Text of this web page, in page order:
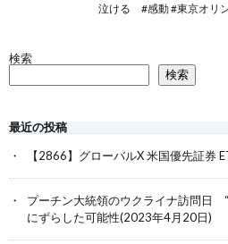
泣ける #感動 #東京オリ
検索
検索
最近の投稿
【2866】グローバルX 米国優先証券
プーチン大統領のウクライナ訪問日
にずらした可能性(2023年4月20日)